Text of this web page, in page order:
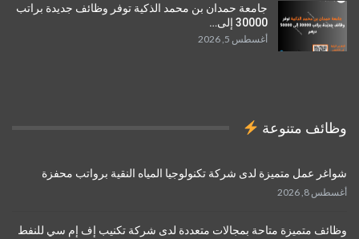
جامعة حمدان بن محمد الذكية توفر وظائف جديدة براتب
30000 إلى…
أغسطس 5, 2026
وظائف متنوعة
شواغر عمل متميزة لدى شركة تكنولوجيا المياه النقية برواتب محفزة
أغسطس 8, 2026
وظائف متميزة متاحة بمجالات متعددة لدى شركة تكنيب إف إم سي للنفط